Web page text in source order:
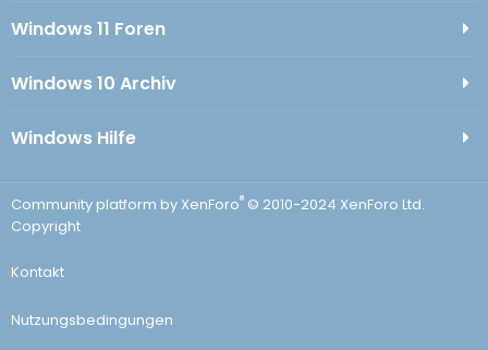
Windows 11 Foren
Windows 10 Archiv
Windows Hilfe
Community platform by XenForo® © 2010-2024 XenForo Ltd.
Copyright
Kontakt
Nutzungsbedingungen